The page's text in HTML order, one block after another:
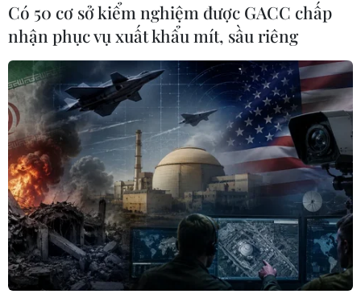
Có 50 cơ sở kiểm nghiệm được GACC chấp
nhận phục vụ xuất khẩu mít, sầu riêng